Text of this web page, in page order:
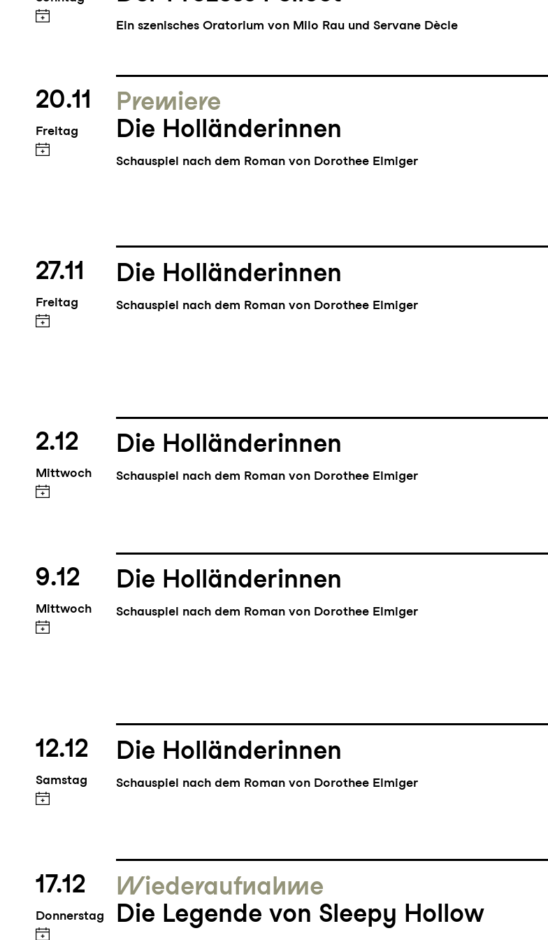
Fontheim) und Wilhelm in "Black Rider" (R:
Ein szenisches Oratorium von Milo Rau und Servane Dècle
20.11
Freitag
Premiere
Die Holländerinnen
Schauspiel nach dem Roman von Dorothee Elmiger
27.11
Freitag
Die Holländerinnen
Schauspiel nach dem Roman von Dorothee Elmiger
2.12
Mittwoch
Die Holländerinnen
Schauspiel nach dem Roman von Dorothee Elmiger
9.12
Mittwoch
Die Holländerinnen
Schauspiel nach dem Roman von Dorothee Elmiger
12.12
Samstag
Die Holländerinnen
Schauspiel nach dem Roman von Dorothee Elmiger
17.12
Donnerstag
Wieder­aufnahme
Die Legende von Sleepy Hollow